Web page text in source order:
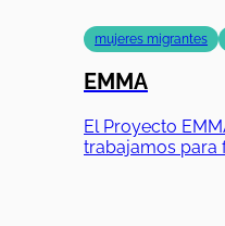
mujeres migrantes
EMMA
El Proyecto
trabajamos para